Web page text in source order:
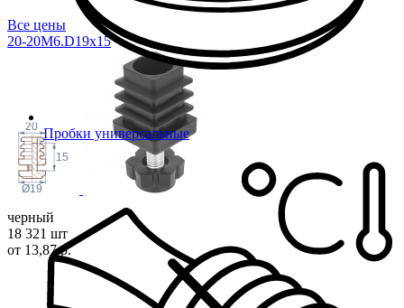
Пробки универсальные
Все цены
20-20M6.D19x15
20
15
Ø19
черный
18 321 шт
от 13,87 р.